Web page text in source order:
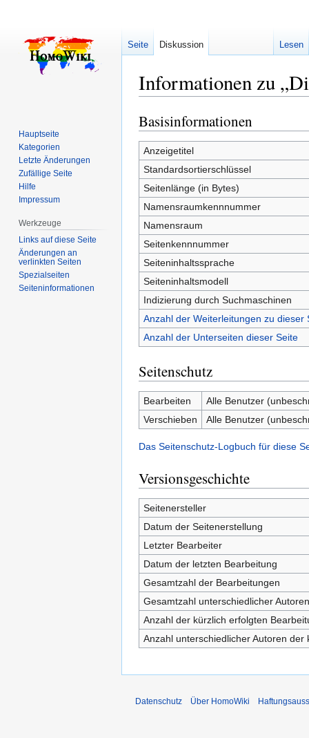
Informationen zu
Zur
Navigation
springen
Zur
Suche
springen
Basisinformationen
Anzeigetitel
Standardsortierschlüssel
Seitenlänge (in Bytes)
Namensraumkennnummer
Namensraum
Seitenkennnummer
Seiteninhaltssprache
Seiteninhaltsmodell
Indizierung durch Suchmaschinen
Anzahl der Weiterleitungen zu dieser
Anzahl der Unterseiten dieser Seite
Seitenschutz
Bearbeiten
Alle Benutzer
Verschieben
Alle Benutzer
Das Seitenschutz-Logbuch für diese
Versionsgeschichte
Seitenersteller
Datum der Seitenerstellung
Letzter Bearbeiter
Datum der letzten Bearbeitung
Gesamtzahl der Bearbeitungen
Gesamtzahl unterschiedlicher Autoren
Anzahl der kürzlich erfolgten
Anzahl unterschiedlicher Autoren
Seite Diskussion Lesen
Hauptseite
Kategorien
Letzte Änderungen
Zufällige Seite
Hilfe
Impressum
Werkzeuge
Links auf diese Seite
Änderungen an
verlinkten Seiten
Spezialseiten
Seiten­­informationen
Datenschutz Über HomoWiki